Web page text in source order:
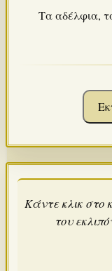
Τα αδέλφια,
Κάντε κλικ στο
του